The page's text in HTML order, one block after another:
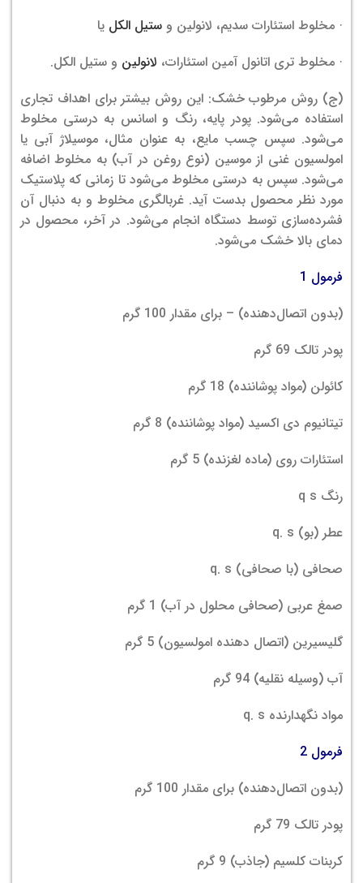
· مخلوط استئارات سدیم، لانولین و ستیل الکل یا
· مخلوط تری اتانول آمین استئارات، لانولین و ستیل الکل.
(ج) روش مرطوب خشک: این روش بیشتر برای اهداف تجاری
استفاده می‌شود. پودر پایه، رنگ و اسانس به درستی مخلوط
می‌شود. سپس چسب مایع، به عنوان مثال، موسیلاژ آبی یا
امولسیون غنی از موسین (نوع روغن در آب) به مخلوط اضافه
می‌شود. سپس به درستی مخلوط می‌شود تا زمانی که پلاستیک
مورد نظر محصول بدست آید. غربالگری مخلوط و به دنبال آن
فشرده‌سازی توسط دستگاه انجام می‌شود. در آخر، محصول در
دمای بالا خشک می‌شود.
فرمول 1
(بدون اتصال‌دهنده) – برای مقدار 100 گرم
پودر تالک 69 گرم
کائولن (مواد پوشاننده) 18 گرم
تیتانیوم دی اکسید (مواد پوشاننده) 8 گرم
استئارات روی (ماده لغزنده) 5 گرم
رنگ q s
عطر (بو) q. s
صحافی (با صحافی) q. s
صمغ عربی (صحافی محلول در آب) 1 گرم
گلیسیرین (اتصال دهنده امولسیون) 5 گرم
آب (وسیله نقلیه) 94 گرم
مواد نگهدارنده q. s
فرمول 2
(بدون اتصال‌دهنده) برای مقدار 100 گرم
پودر تالک 79 گرم
کربنات کلسیم (جاذب) 9 گرم